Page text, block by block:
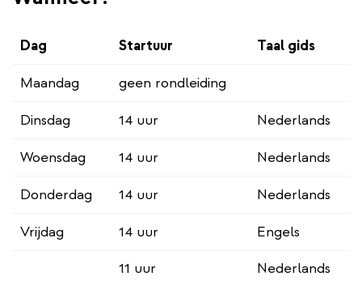
Dag Startuur
Taal gids
Maandag
geen rondleiding
Dinsdag
14 uur
Nederlands
Woensdag
14 uur
Nederlands
Donderdag
14 uur
Nederlands
Vrijdag
14 uur Engels
11 uur
Nederlands